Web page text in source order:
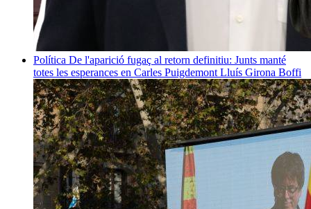
Política De l'aparició fugaç al retorn definitiu: Junts manté
totes les esperances en Carles Puigdemont Lluís Girona Boffi